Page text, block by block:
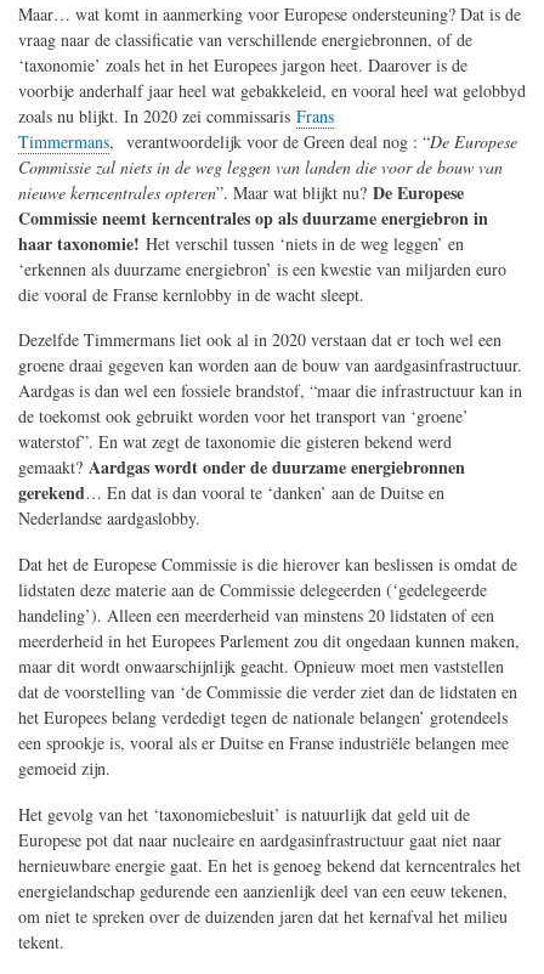
Maar… wat komt in aanmerking voor Europese ondersteuning? Dat is de
vraag naar de classificatie van verschillende energiebronnen, of de
‘taxonomie’ zoals het in het Europees jargon heet. Daarover is de
voorbije anderhalf jaar heel wat gebakkeleid, en vooral heel wat gelobbyd
zoals nu blijkt. In 2020 zei commissaris Frans
Timmermans, verantwoordelijk voor de Green deal nog : “De Europese
Commissie zal niets in de weg leggen van landen die voor de bouw van
nieuwe kerncentrales opteren”. Maar wat blijkt nu? De Europese
Commissie neemt kerncentrales op als duurzame energiebron in
haar taxonomie! Het verschil tussen ‘niets in de weg leggen’ en
‘erkennen als duurzame energiebron’ is een kwestie van miljarden euro
die vooral de Franse kernlobby in de wacht sleept.
Dezelfde Timmermans liet ook al in 2020 verstaan dat er toch wel een
groene draai gegeven kan worden aan de bouw van aardgasinfrastructuur.
Aardgas is dan wel een fossiele brandstof, “maar die infrastructuur kan in
de toekomst ook gebruikt worden voor het transport van ‘groene’
waterstof”. En wat zegt de taxonomie die gisteren bekend werd
gemaakt? Aardgas wordt onder de duurzame energiebronnen
gerekend… En dat is dan vooral te ‘danken’ aan de Duitse en
Nederlandse aardgaslobby.
Dat het de Europese Commissie is die hierover kan beslissen is omdat de
lidstaten deze materie aan de Commissie delegeerden (‘gedelegeerde
handeling’). Alleen een meerderheid van minstens 20 lidstaten of een
meerderheid in het Europees Parlement zou dit ongedaan kunnen maken,
maar dit wordt onwaarschijnlijk geacht. Opnieuw moet men vaststellen
dat de voorstelling van ‘de Commissie die verder ziet dan de lidstaten en
het Europees belang verdedigt tegen de nationale belangen’ grotendeels
een sprookje is, vooral als er Duitse en Franse industriële belangen mee
gemoeid zijn.
Het gevolg van het ‘taxonomiebesluit’ is natuurlijk dat geld uit de
Europese pot dat naar nucleaire en aardgasinfrastructuur gaat niet naar
hernieuwbare energie gaat. En het is genoeg bekend dat kerncentrales het
energielandschap gedurende een aanzienlijk deel van een eeuw tekenen,
om niet te spreken over de duizenden jaren dat het kernafval het milieu
tekent.